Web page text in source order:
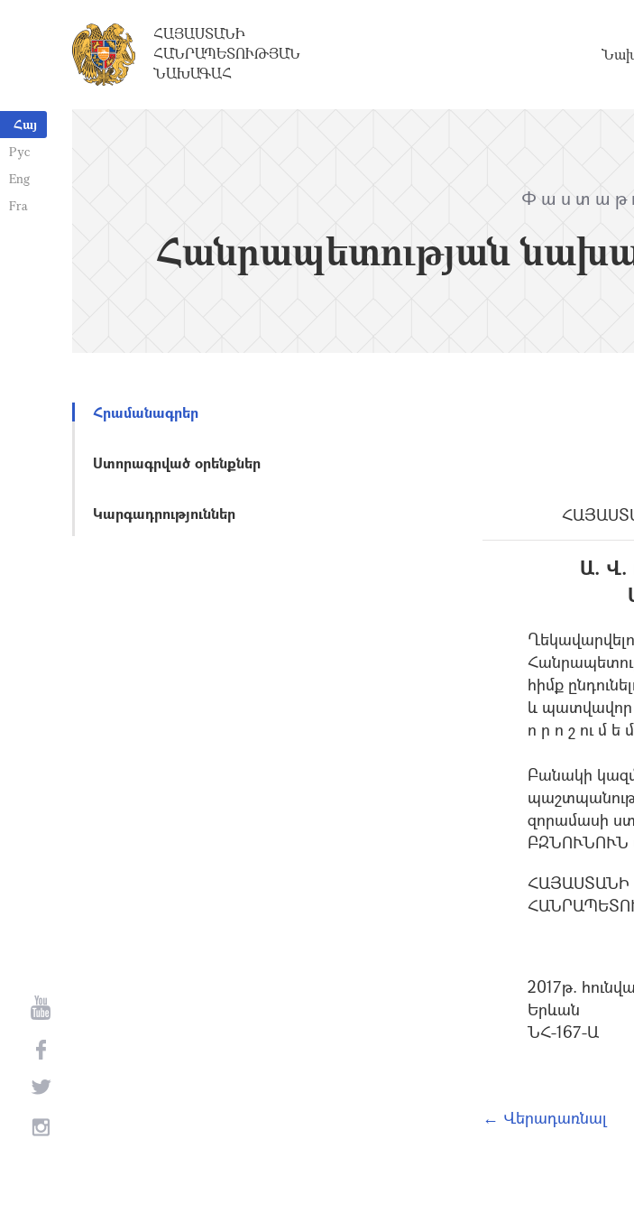
Հայ
Рус
Eng
Fra
ՀԱՅԱՍՏԱՆԻ
ՀԱՆՐԱՊԵՏՈՒԹՅԱՆ
ՆԱԽԱԳԱՀ
Հանրապետության
Հրամանագրեր
Ստորագրված օրենքներ
Կարգադրություններ
Ա.
հիմք
և պատվավոր
ո ր ո շ ու մ ե
Բանակի
զորամասի
ԲԶՆՈՒՆՈՒՆ
ՀԱՅԱՍՏԱՆԻ
2017թ.
Երևան
ՆՀ-167-Ա
← Վերադառնալ